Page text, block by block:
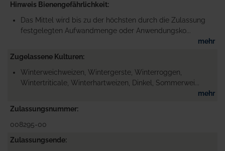
Hinweis Bienengefährlichkeit
Das Mittel wird bis zu der höchsten durch die Zulassung
festgelegten Aufwandmenge oder Anwendungsko...
mehr
Zugelassene Kulturen
Winterweichweizen, Wintergerste, Winterroggen,
Wintertriticale, Winterhartweizen, Dinkel, Sommerwei...
mehr
Zulassungsnummer
008295-00
Zulassungsende